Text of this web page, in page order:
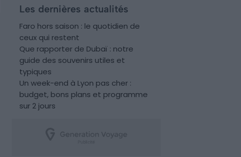
Les dernières actualités
Faro hors saison : le quotidien de
ceux qui restent
Que rapporter de Dubaï : notre
guide des souvenirs utiles et
typiques
Un week-end à Lyon pas cher :
budget, bons plans et programme
sur 2 jours